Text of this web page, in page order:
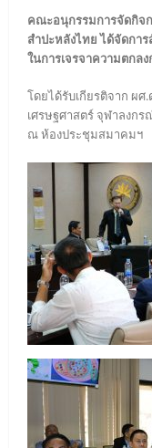
คณะอนุกรรมการจัดกิจ
สำปะหลังไทย ได้จัดกา
ในการเจรจาความตกล
โดยได้รับเกียรติจาก ผ
เศรษฐศาสตร์ จุฬาลงก
ณ ห้องประชุมสมาคมฯ